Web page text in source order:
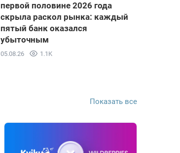
первой половине 2026 года
скрыла раскол рынка: каждый
пятый банк оказался
убыточным
05.08.26 1.1K
Показать все